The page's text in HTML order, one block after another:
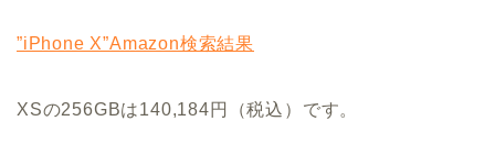
”iPhone X”Amazon検索結果
XSの256GBは140,184円（税込）です。